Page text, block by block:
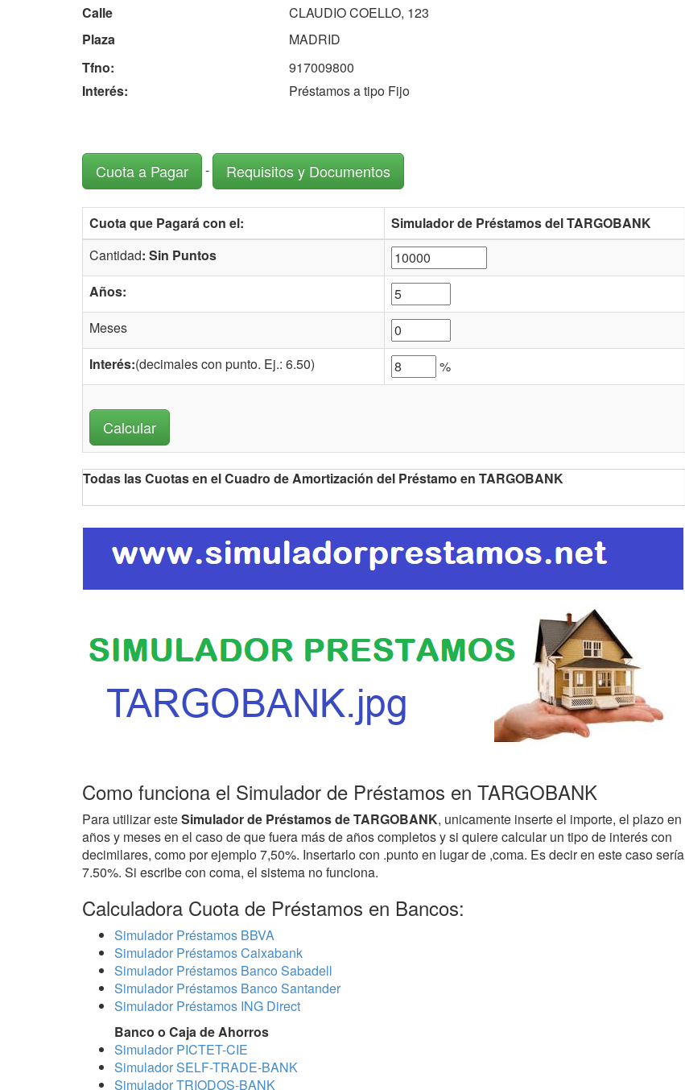
Calle
CLAUDIO COELLO, 123
Plaza
MADRID
Tfno:
917009800
Interés:
Préstamos a tipo Fijo
Cuota a Pagar - Requisitos y Documentos
Cuota que Pagará con el:
Simulador de Préstamos del TARGOBANK
Cantidad: Sin Puntos
Años:
Meses
Interés:(decimales con punto. Ej.: 6.50) %
Todas las Cuotas en el Cuadro de Amortización del Préstamo en TARGOBANK
Como funciona el Simulador de Préstamos en TARGOBANK
Para utilizar esteSimulador de Préstamos de TARGOBANK, unicamente inserte el importe, el plazo en
años y meses en el caso de que fuera más de años completos y si quiere calcular un tipo de interés con
decimilares, como por ejemplo 7,50%. Insertarlo con .punto en lugar de ,coma. Es decir en este caso sería
7.50%. Si escribe con coma, el sistema no funciona.
Calculadora Cuota de Préstamos en Bancos:
Simulador Préstamos BBVA
Simulador Préstamos Caixabank
Simulador Préstamos Banco Sabadell
Simulador Préstamos Banco Santander
Simulador Préstamos ING Direct
Banco o Caja de Ahorros
Simulador PICTET-CIE
Simulador SELF-TRADE-BANK
Simulador TRIODOS-BANK